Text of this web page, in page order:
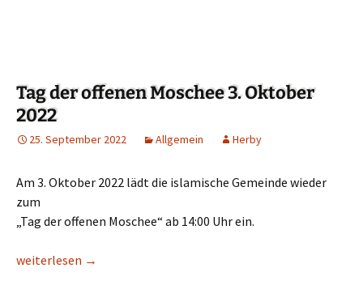
Tag der offenen Moschee 3. Oktober
2022
25. September 2022 Allgemein Herby
Am 3. Oktober 2022 lädt die islamische Gemeinde wieder
zum
„Tag der offenen Moschee“ ab 14:00 Uhr ein.
Tag der offenen Moschee 3. Oktober 2022
weiterlesen →